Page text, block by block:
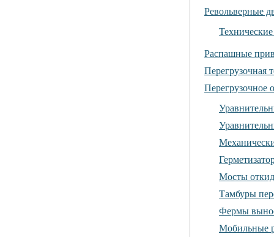
Револьверные
Распашные
Перегрузочная
Перегрузочное
Мосты
Тамбуры
Фермы
Мобильные